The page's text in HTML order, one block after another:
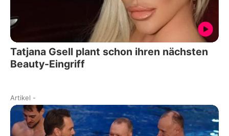
Tatjana Gsell plant schon ihren nächsten
Beauty-Eingriff
Artikel -